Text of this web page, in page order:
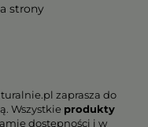
strony
zaprasza do
Wszystkie produkty
dostępności i w